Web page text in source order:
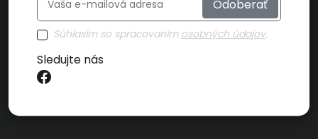
Odoberať
Súhlasím so spracovaním osobných údajov.
Sledujte nás